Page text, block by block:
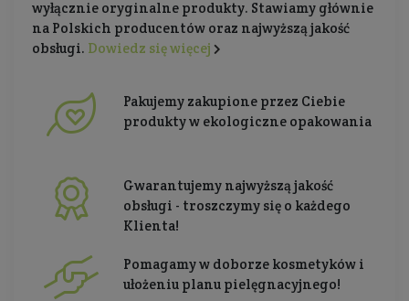
wyłącznie oryginalne produkty. Stawiamy głównie
na Polskich producentów oraz najwyższą jakość
obsługi. Dowiedz się więcej
Pakujemy zakupione przez Ciebie
produkty w ekologiczne opakowania
Gwarantujemy najwyższą jakość
obsługi - troszczymy się o każdego
Klienta!
Pomagamy w doborze kosmetyków i
ułożeniu planu pielęgnacyjnego!